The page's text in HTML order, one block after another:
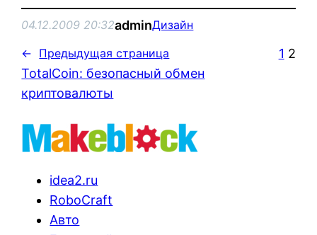
04.12.2009 20:32adminДизайн
← Предыдущая страница 1 2
TotalCoin: безопасный обмен
криптовалюты
idea2.ru
RoboCraft
Авто